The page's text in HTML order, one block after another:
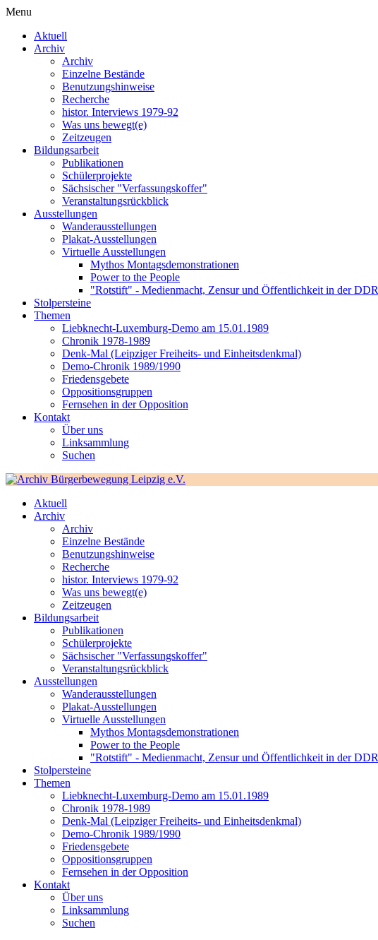
Menu
Aktuell
Archiv
Archiv
Einzelne Bestände
Benutzungshinweise
Recherche
histor. Interviews 1979-92
Was uns bewegt(e)
Zeitzeugen
Bildungsarbeit
Publikationen
Schülerprojekte
Sächsischer "Verfassungskoffer"
Veranstaltungsrückblick
Ausstellungen
Wanderausstellungen
Plakat-Ausstellungen
Virtuelle Ausstellungen
Mythos Montagsdemonstrationen
Power to the People
"Rotstift" - Medienmacht, Zensur und Öffentlichkeit in der DDR
Stolpersteine
Themen
Liebknecht-Luxemburg-Demo am 15.01.1989
Chronik 1978-1989
Denk-Mal (Leipziger Freiheits- und Einheitsdenkmal)
Demo-Chronik 1989/1990
Friedensgebete
Oppositionsgruppen
Fernsehen in der Opposition
Kontakt
Über uns
Linksammlung
Suchen
Aktuell
Archiv
Archiv
Einzelne Bestände
Benutzungshinweise
Recherche
histor. Interviews 1979-92
Was uns bewegt(e)
Zeitzeugen
Bildungsarbeit
Publikationen
Schülerprojekte
Sächsischer "Verfassungskoffer"
Veranstaltungsrückblick
Ausstellungen
Wanderausstellungen
Plakat-Ausstellungen
Virtuelle Ausstellungen
Mythos Montagsdemonstrationen
Power to the People
"Rotstift" - Medienmacht, Zensur und Öffentlichkeit in der DDR
Stolpersteine
Themen
Liebknecht-Luxemburg-Demo am 15.01.1989
Chronik 1978-1989
Denk-Mal (Leipziger Freiheits- und Einheitsdenkmal)
Demo-Chronik 1989/1990
Friedensgebete
Oppositionsgruppen
Fernsehen in der Opposition
Kontakt
Über uns
Linksammlung
Suchen